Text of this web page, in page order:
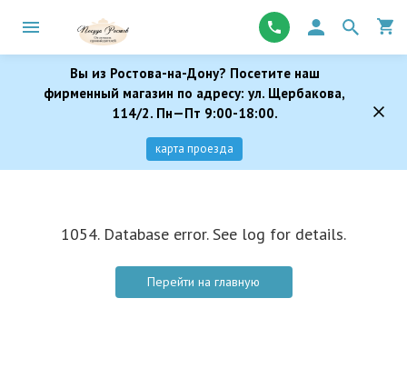
Вы из Ростова-на-Дону? Посетите наш
фирменный магазин по адресу: ул. Щербакова,
114/2. Пн—Пт 9:00-18:00.
карта проезда
1054. Database error. See log for details.
Перейти на главную